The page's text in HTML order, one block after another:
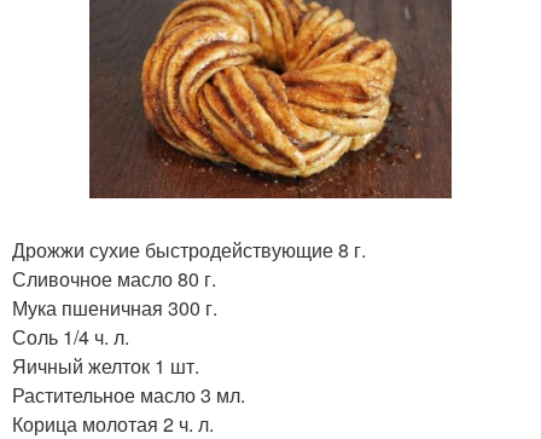
Дрожжи сухие быстродействующие 8 г.
Сливочное масло 80 г.
Мука пшеничная 300 г.
Соль 1/4 ч. л.
Яичный желток 1 шт.
Растительное масло 3 мл.
Корица молотая 2 ч. л.